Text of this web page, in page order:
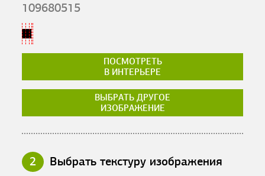
109680515
ПОСМОТРЕТЬ
В ИНТЕРЬЕРЕ
ВЫБРАТЬ ДРУГОЕ
ИЗОБРАЖЕНИЕ
2 Выбрать текстуру изображения